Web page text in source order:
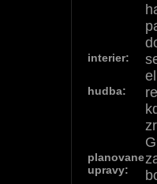
interier:
hudba:
planovane
upravy: